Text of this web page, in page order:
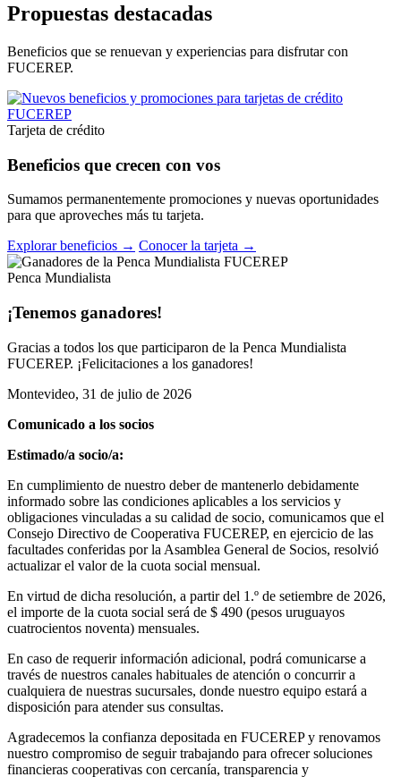
Propuestas destacadas
Beneficios que se renuevan y experiencias para disfrutar con
FUCEREP.
Tarjeta de crédito
Beneficios que crecen con vos
Sumamos permanentemente promociones y nuevas oportunidades
para que aproveches más tu tarjeta.
Explorar beneficios → Conocer la tarjeta →
Penca Mundialista
¡Tenemos ganadores!
Gracias a todos los que participaron de la Penca Mundialista
FUCEREP. ¡Felicitaciones a los ganadores!
Montevideo, 31 de julio de 2026
Comunicado a los socios
Estimado/a socio/a:
En cumplimiento de nuestro deber de mantenerlo debidamente
informado sobre las condiciones aplicables a los servicios y
obligaciones vinculadas a su calidad de socio, comunicamos que el
Consejo Directivo de Cooperativa FUCEREP, en ejercicio de las
facultades conferidas por la Asamblea General de Socios, resolvió
actualizar el valor de la cuota social mensual.
En virtud de dicha resolución, a partir del 1.º de setiembre de 2026,
el importe de la cuota social será de $ 490 (pesos uruguayos
cuatrocientos noventa) mensuales.
En caso de requerir información adicional, podrá comunicarse a
través de nuestros canales habituales de atención o concurrir a
cualquiera de nuestras sucursales, donde nuestro equipo estará a
disposición para atender sus consultas.
Agradecemos la confianza depositada en FUCEREP y renovamos
nuestro compromiso de seguir trabajando para ofrecer soluciones
financieras cooperativas con cercanía, transparencia y